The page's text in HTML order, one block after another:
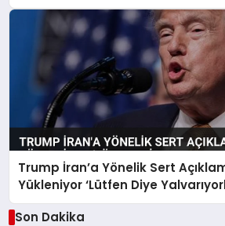
Trump İran’a Yönelik Sert
Yükleniyor ‘Lütfen Diye
Son Dakika